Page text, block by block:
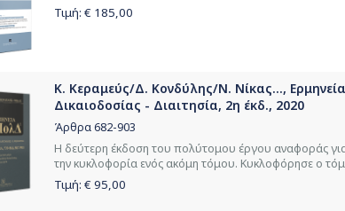
Τιμή: € 185,00
Κ. Κεραμεύς/Δ. Κονδύλης/Ν. Νίκας...,
Δικαιοδοσίας - Διαιτησία, 2η έκδ., 2020
Άρθρα 682-903
Η δεύτερη έκδοση του πολύτομου έργου αναφοράς
την κυκλοφορία ενός ακόμη τόμου. Κυκλοφόρησε ο
Τιμή: € 95,00